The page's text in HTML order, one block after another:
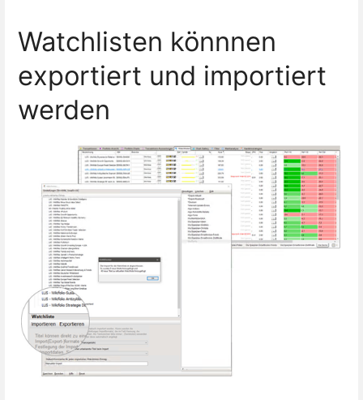
Watchlisten könnnen
exportiert und importiert
werden